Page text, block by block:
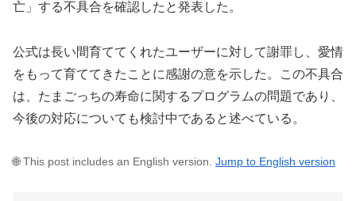
亡」する不具合を確認したと発表した。
公式は長い間育ててくれたユーザーに対して謝罪し、愛情
をもって育ててきたことに感謝の意を示した。この不具合
は、たまごっちの寿命に関するプログラムの問題であり、
今後の対応についても検討中であると述べている。
🌐 This post includes an English version. Jump to English version